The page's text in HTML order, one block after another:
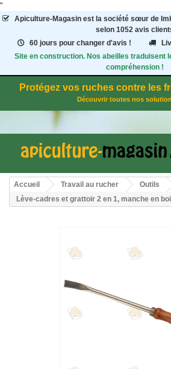
"
Apiculture-Magasinest la société sœur de
selon 1052 avis
60 jours pour changer d'avis !
Site en construction. Nos abeilles traduisent
compréhension !
Protégez vos ruches contre les
Découvrir toutes nos
Accueil Travail au rucher Outils
Lève-cadres et grattoir 2 en 1, manche en